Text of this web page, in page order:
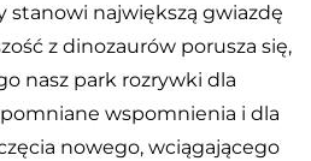
stanowi największą gwiazdę
z dinozaurów porusza się,
nasz park rozrywki dla
wspomnienia i dla
nowego, wciągającego